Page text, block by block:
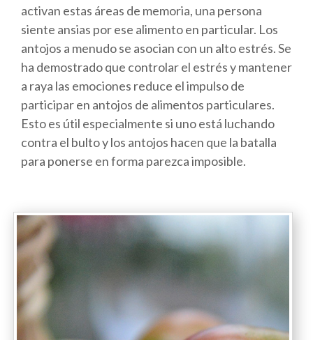
activan estas áreas de memoria, una persona
siente ansias por ese alimento en particular. Los
antojos a menudo se asocian con un alto estrés. Se
ha demostrado que controlar el estrés y mantener
a raya las emociones reduce el impulso de
participar en antojos de alimentos particulares.
Esto es útil especialmente si uno está luchando
contra el bulto y los antojos hacen que la batalla
para ponerse en forma parezca imposible.